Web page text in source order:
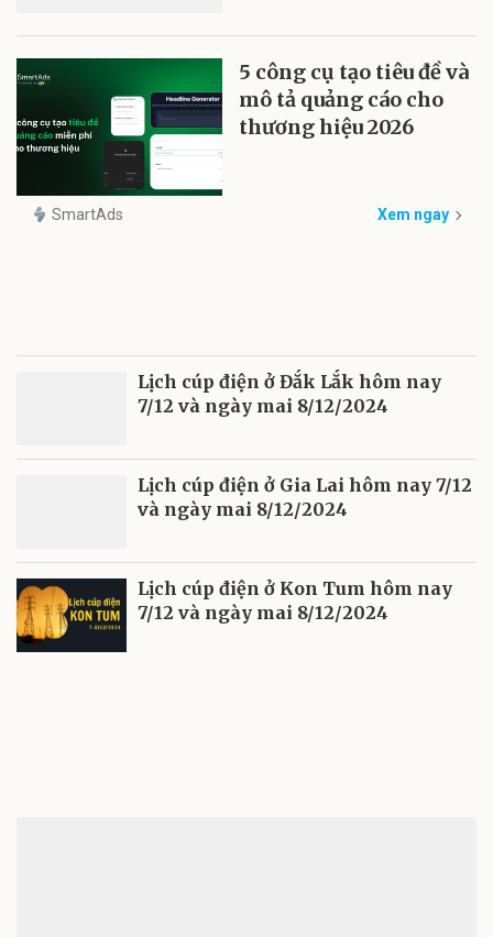
5 công cụ tạo tiêu đề và
mô tả quảng cáo cho
thương hiệu 2026
SmartAds Xem ngay
Lịch cúp điện ở Đắk Lắk hôm nay
7/12 và ngày mai 8/12/2024
Lịch cúp điện ở Gia Lai hôm nay 7/12
và ngày mai 8/12/2024
Lịch cúp điện ở Kon Tum hôm nay
7/12 và ngày mai 8/12/2024